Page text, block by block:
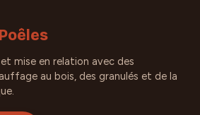
mise en relation avec des
au bois, des granulés et de la